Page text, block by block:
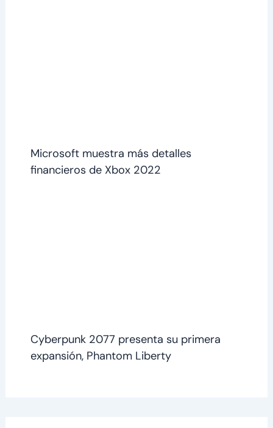
Microsoft muestra más detalles
financieros de Xbox 2022
Cyberpunk 2077 presenta su primera
expansión, Phantom Liberty